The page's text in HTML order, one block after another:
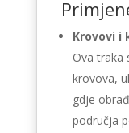
Krovovi i
Ova traka
krovova,
gdje
područja